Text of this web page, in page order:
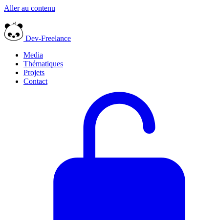
Aller au contenu
Dev-Freelance
Media
Thématiques
Projets
Contact